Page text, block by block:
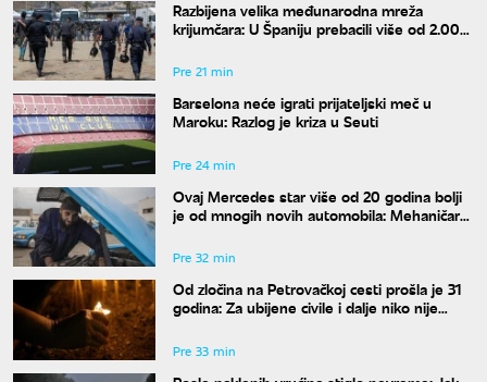
Razbijena velika međunarodna mreža
krijumčara: U Španiju prebacili više od 2.000
Pre 21 min
Barselona neće igrati prijateljski meč u
Maroku: Razlog je kriza u Seuti
Pre 24 min
Ovaj Mercedes star više od 20 godina bolji
je od mnogih novih automobila: Mehaničar
Pre 32 min
Od zločina na Petrovačkoj cesti prošla je 31
godina: Za ubijene civile i dalje niko nije
Pre 33 min